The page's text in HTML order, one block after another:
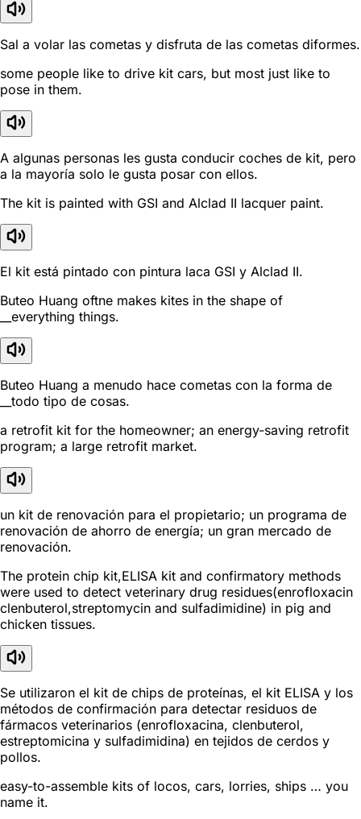
Sal a volar las cometas y disfruta de las cometas diformes.
some people like to drive kit cars, but most just like to
pose in them.
A algunas personas les gusta conducir coches de kit, pero
a la mayoría solo le gusta posar con ellos.
The kit is painted with GSI and Alclad II lacquer paint.
El kit está pintado con pintura laca GSI y Alclad II.
Buteo Huang oftne makes kites in the shape of
__everything things.
Buteo Huang a menudo hace cometas con la forma de
__todo tipo de cosas.
a retrofit kit for the homeowner; an energy-saving retrofit
program; a large retrofit market.
un kit de renovación para el propietario; un programa de
renovación de ahorro de energía; un gran mercado de
renovación.
The protein chip kit,ELISA kit and confirmatory methods
were used to detect veterinary drug residues(enrofloxacin
clenbuterol,streptomycin and sulfadimidine) in pig and
chicken tissues.
Se utilizaron el kit de chips de proteínas, el kit ELISA y los
métodos de confirmación para detectar residuos de
fármacos veterinarios (enrofloxacina, clenbuterol,
estreptomicina y sulfadimidina) en tejidos de cerdos y
pollos.
easy-to-assemble kits of locos, cars, lorries, ships … you
name it.